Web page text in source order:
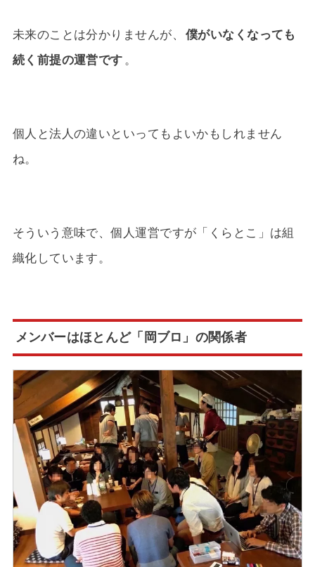
未来のことは分かりませんが、
僕がいなくなっても
続く前提の運営です 。
個人と法人の違いといってもよいかもしれません
ね。
そういう意味で、個人運営ですが「くらとこ」は組
織化しています。
メンバーはほとんど「岡ブロ」の関係者